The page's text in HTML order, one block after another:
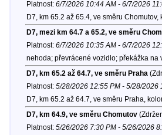
Platnost: 6/7/2026 10:44 AM - 6/7/2026
D7, km 65.2 až 65.4, ve směru Chomutov,
D7, mezi km 64.7 a 65.2, ve směru
Platnost: 6/7/2026 10:35 AM - 6/7/2026
nehoda; převrácené vozidlo; překážka na
D7, km 65.2 až 64.7, ve směru Praha
Platnost: 5/28/2026 12:55 PM - 5/28/2026
D7, km 65.2 až 64.7, ve směru Praha,
D7, km 64.9, ve směru Chomutov
Platnost: 5/26/2026 7:30 PM - 5/26/2026